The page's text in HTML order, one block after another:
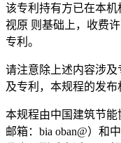
该专利持有方已在本
视原 则基础上，收费
专利。
请注意除上述内容涉
及专利，本规程的发布
本规程由中国建筑节能
邮箱：bia oban@）和